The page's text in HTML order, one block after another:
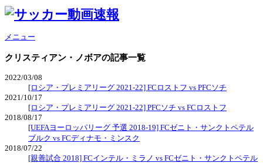
メニュー
クリスティアン・ノボアの記事一覧
2022/03/08
[ロシア・プレミアリーグ 2021-22] FCロストフ vs PFCソチ
2021/10/17
[ロシア・プレミアリーグ 2021-22] PFCソチ vs FCロストフ
2018/08/17
[UEFAヨーロッパリーグ 予選 2018-19] FCゼニト・サンクトペテル
ブルク vs FCディナモ・ミンスク
2018/07/22
[親善試合 2018] FCインテル・ミラノ vs FCゼニト・サンクトペテル